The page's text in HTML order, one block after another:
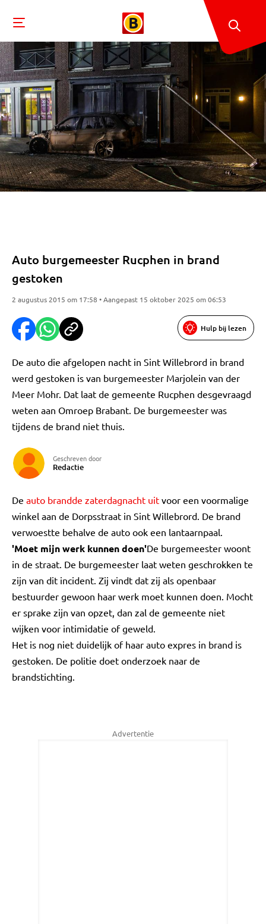
Auto burgemeester Rucphen in brand
gestoken
2 augustus 2015 om 17:58 • Aangepast 15 oktober 2025 om 06:53
Hulp bij lezen
De auto die afgelopen nacht in Sint Willebrord in brand
werd gestoken is van burgemeester Marjolein van der
Meer Mohr. Dat laat de gemeente Rucphen desgevraagd
weten aan Omroep Brabant. De burgemeester was
tijdens de brand niet thuis.
Geschreven door
Redactie
De auto brandde zaterdagnacht uit voor een voormalige
winkel aan de Dorpsstraat in Sint Willebrord. De brand
verwoestte behalve de auto ook een lantaarnpaal.
'Moet mijn werk kunnen doen'De burgemeester woont
in de straat. De burgemeester laat weten geschrokken te
zijn van dit incident. Zij vindt dat zij als openbaar
bestuurder gewoon haar werk moet kunnen doen. Mocht
er sprake zijn van opzet, dan zal de gemeente niet
wijken voor intimidatie of geweld.
Het is nog niet duidelijk of haar auto expres in brand is
gestoken. De politie doet onderzoek naar de
brandstichting.
Advertentie